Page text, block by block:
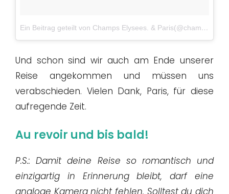
Ein Beitrag geteilt von Champs Elysees. & Paris(@champselysees_paris)
Und schon sind wir auch am Ende unserer
Reise angekommen und müssen uns
verabschieden. Vielen Dank, Paris, für diese
aufregende Zeit.
Au revoir und bis bald!
P.S.: Damit deine Reise so romantisch und
einzigartig in Erinnerung bleibt, darf eine
analoge Kamera nicht fehlen. Solltest du dich